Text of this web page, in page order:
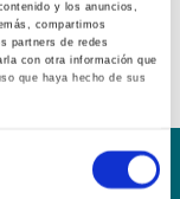
y los anuncios,
compartimos
partners de redes
con otra información que
que haya hecho de sus